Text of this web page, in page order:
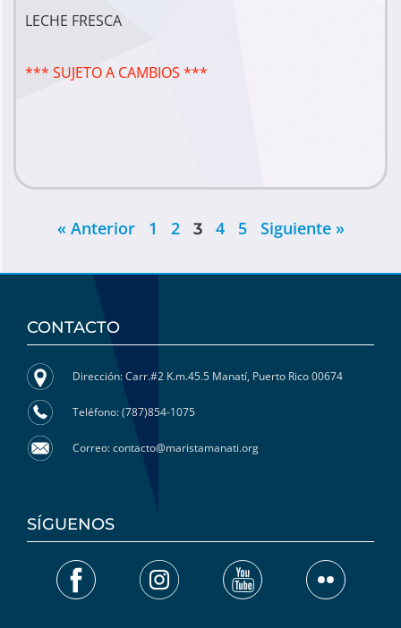
LECHE FRESCA
*** SUJETO A CAMBIOS ***
« Anterior 1 2 3 4 5 Siguiente »
CONTACTO
Dirección: Carr.#2 K.m.45.5 Manatí, Puerto Rico 00674
Teléfono: (787)854-1075
Correo: contacto@maristamanati.org
SÍGUENOS